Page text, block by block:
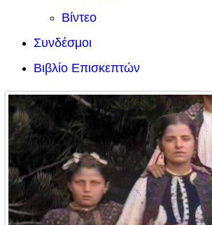
Βίντεο
Συνδέσμοι
Βιβλίο Επισκεπτών